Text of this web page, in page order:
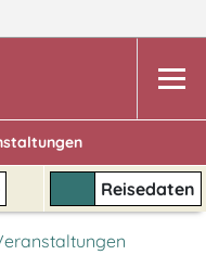
Reisedaten